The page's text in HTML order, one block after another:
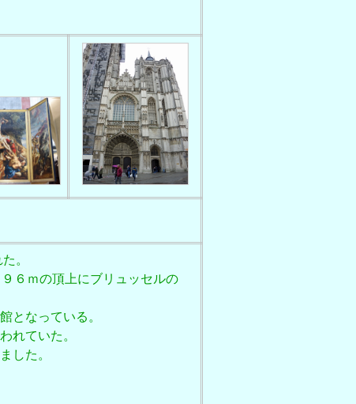
。
６ｍの頂上にブリュッセルの
となっている。
れていた。
した。